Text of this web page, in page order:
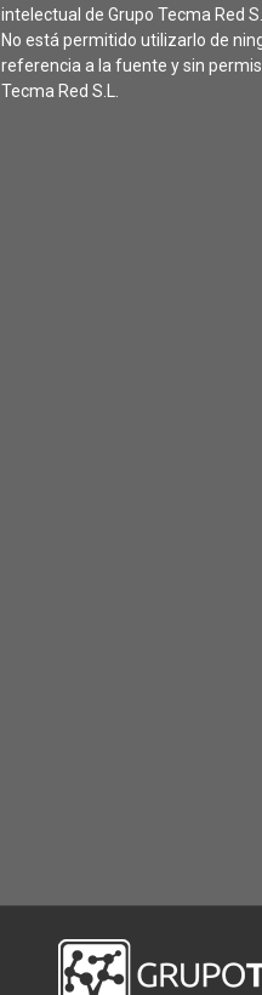
intelectual de Grupo Tecma Red
No está permitido utilizarlo de
referencia a la fuente y sin
Tecma Red S.L.